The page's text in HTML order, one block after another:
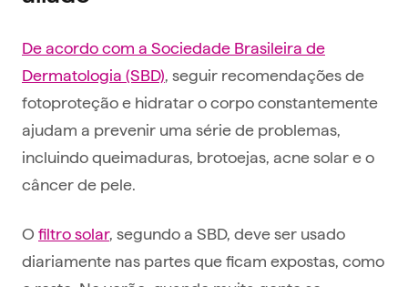
De acordo com a Sociedade Brasileira de
Dermatologia (SBD), seguir recomendações de
fotoproteção e hidratar o corpo constantemente
ajudam a prevenir uma série de problemas,
incluindo queimaduras, brotoejas, acne solar e o
câncer de pele.
O filtro solar, segundo a SBD, deve ser usado
diariamente nas partes que ficam expostas, como